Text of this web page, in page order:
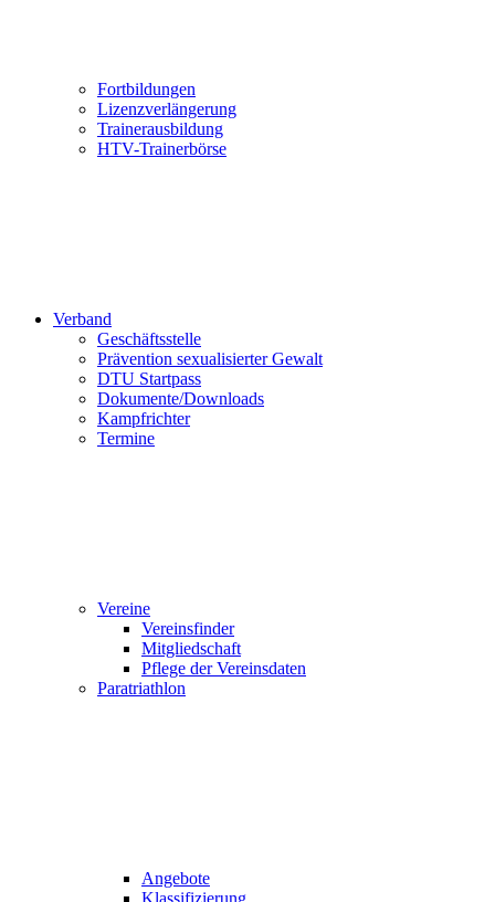
Fortbildungen
Lizenzverlängerung
Trainerausbildung
HTV-Trainerbörse
Verband
Geschäftsstelle
Prävention sexualisierter Gewalt
DTU Startpass
Dokumente/Downloads
Kampfrichter
Termine
Vereine
Vereinsfinder
Mitgliedschaft
Pflege der Vereinsdaten
Paratriathlon
Angebote
Klassifizierung